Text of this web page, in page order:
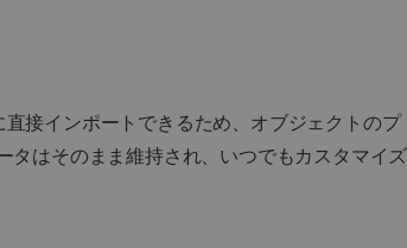
直接インポートできるため、オブジェクトのプ
タはそのまま維持され、いつでもカスタマイズ